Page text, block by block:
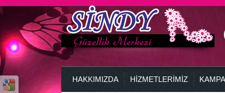
HAKKIMIZDA HİZMETLERİMİZ